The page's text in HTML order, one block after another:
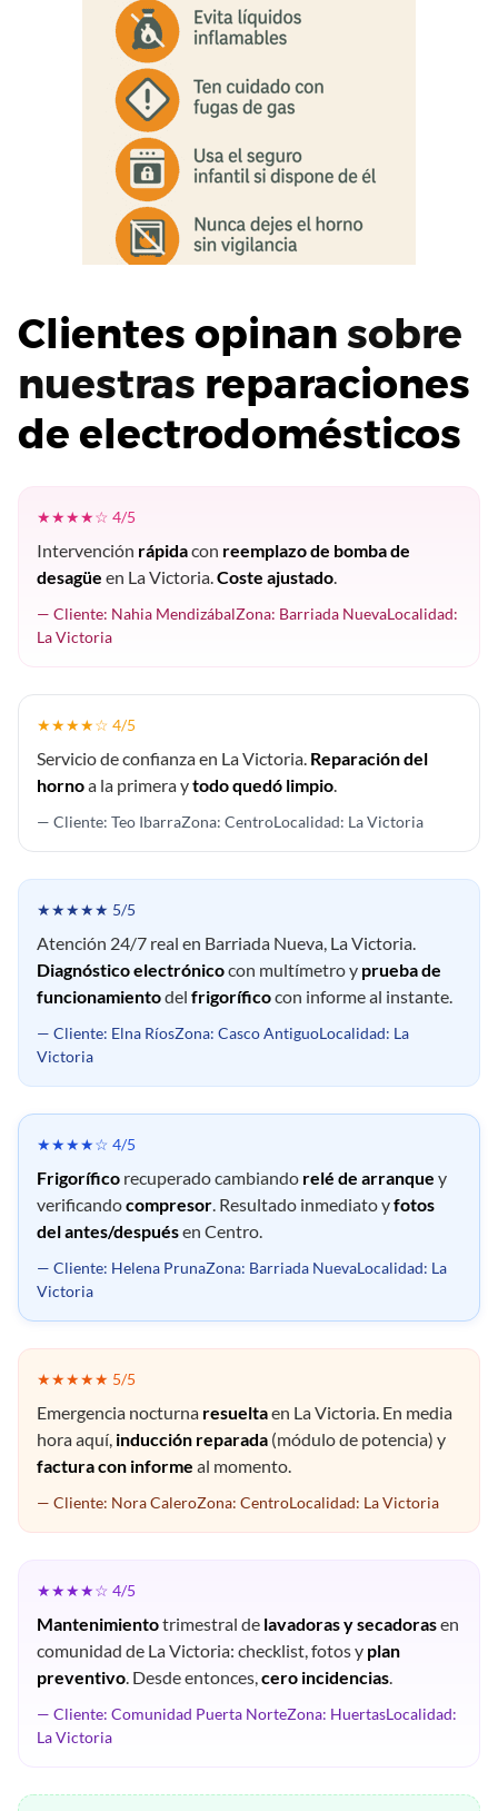
Clientes opinan sobre
nuestras reparaciones
de electrodomésticos
★★★★☆ 4/5
Intervención rápidacon reemplazo de bomba de
desagüe en La Victoria.Coste ajustado.
— Cliente: Nahia MendizábalZona: Barriada NuevaLocalidad:
La Victoria
★★★★☆ 4/5
Servicio de confianza en La Victoria. Reparación del
hornoa la primera ytodo quedó limpio.
— Cliente: Teo IbarraZona: CentroLocalidad: La Victoria
★★★★★ 5/5
Atención 24/7 real en Barriada Nueva, La Victoria.
Diagnóstico electrónicocon multímetro y prueba de
funcionamientodel frigoríficocon informe al instante.
— Cliente: Elna RíosZona: Casco AntiguoLocalidad: La
Victoria
★★★★☆ 4/5
Frigorífico recuperado cambiando relé de arranque y
verificandocompresor. Resultado inmediato yfotos
del antes/despuésen Centro.
— Cliente: Helena PrunaZona: Barriada NuevaLocalidad: La
Victoria
★★★★★ 5/5
Emergencia nocturna resueltaen La Victoria. En media
hora aquí, inducción reparada (módulo de potencia) y
factura con informe al momento.
— Cliente: Nora CaleroZona: CentroLocalidad: La Victoria
★★★★☆ 4/5
Mantenimientotrimestral de lavadoras y secadorasen
comunidad de La Victoria: checklist, fotos y plan
preventivo. Desde entonces,cero incidencias.
— Cliente: Comunidad Puerta NorteZona: HuertasLocalidad:
La Victoria